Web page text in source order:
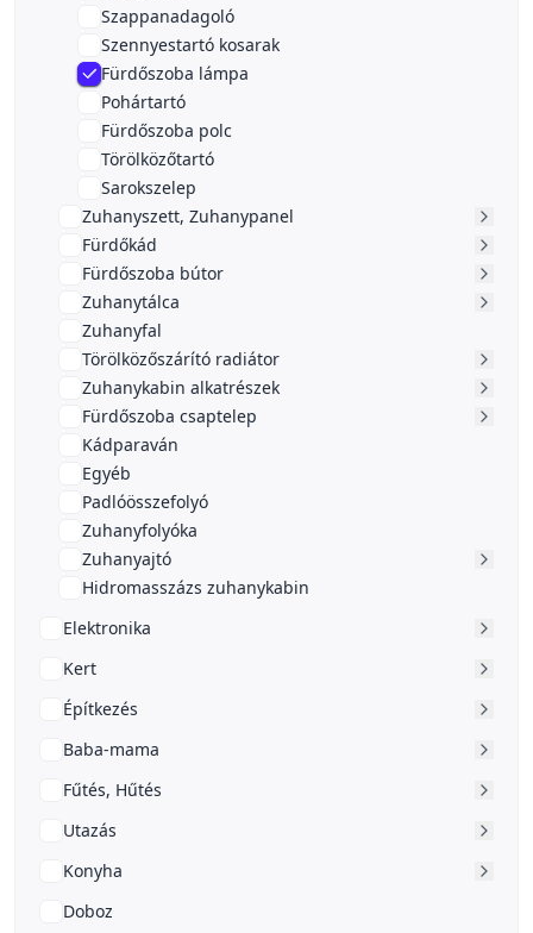
Szappanadagoló
Szennyestartó kosarak
Fürdőszoba lámpa
Pohártartó
Fürdőszoba polc
Törölközőtartó
Sarokszelep
Zuhanyszett, Zuhanypanel
Fürdőkád
Fürdőszoba bútor
Zuhanytálca
Zuhanyfal
Törölközőszárító radiátor
Zuhanykabin alkatrészek
Fürdőszoba csaptelep
Kádparaván
Egyéb
Padlóösszefolyó
Zuhanyfolyóka
Zuhanyajtó
Hidromasszázs zuhanykabin
Elektronika
Kert
Építkezés
Baba-mama
Fűtés, Hűtés
Utazás
Konyha
Doboz